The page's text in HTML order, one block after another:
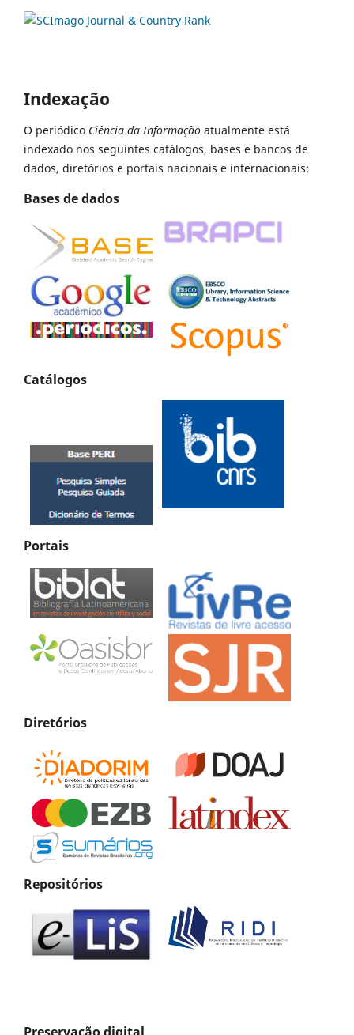
Indexação
O periódico Ciência da Informação atualmente está
indexado nos seguintes catálogos, bases e bancos de
dados, diretórios e portais nacionais e internacionais:
Bases de dados
Catálogos
Portais
Diretórios
Repositórios